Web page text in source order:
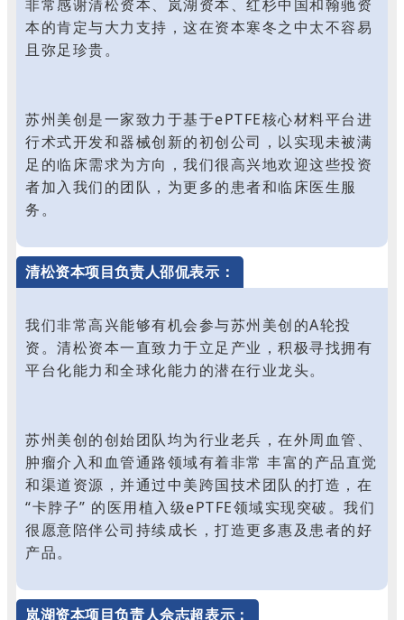
非常感谢清松资本、岚湖资本、红杉中国和翰驰资
本的肯定与大力支持，这在资本寒冬之中太不容易
且弥足珍贵。
苏州美创是一家致力于基于ePTFE核心材料平台进
行术式开发和器械创新的初创公司，以实现未被满
足的临床需求为方向，我们很高兴地欢迎这些投资
者加入我们的团队，为更多的患者和临床医生服
务。
清松资本项目负责人邵侃表示：
我们非常高兴能够有机会参与苏州美创的A轮投
资。清松资本一直致力于立足产业，积极寻找拥有
平台化能力和全球化能力的潜在行业龙头。
苏州美创的创始团队均为行业老兵，在外周血管、
肿瘤介入和血管通路领域有着非常 丰富的产品直觉
和渠道资源，并通过中美跨国技术团队的打造，在
“卡脖子” 的医用植入级ePTFE领域实现突破。我们
很愿意陪伴公司持续成长，打造更多惠及患者的好
产品。
岚湖资本项目负责人佘志超表示：